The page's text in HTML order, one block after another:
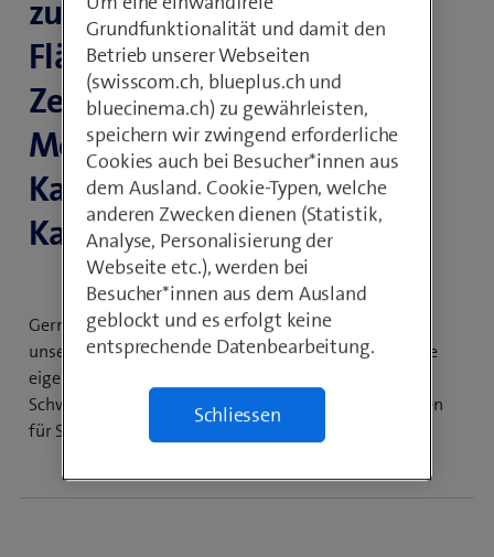
zur Auswahl. Sei dies nun
Fläche in einer unserer
Zentralen, auf unseren
Mobilfunkmasten oder
Kapazitäten in unseren
Kabelkanali­­­­­­­sationen.
Gerne stellen wir Ihnen Fläche und Ausrüstungen an
unseren Standorten zur Verfügung, damit sie dort Ihre
eigenen Anlagen installieren und betreiben können.
Schweizweit, individuell und hochverfügbar. Wir haben
für Sie eine geeignete Lösung parat.
Grundfunktionalität und damit den
Betrieb unserer Webseiten
(swisscom.ch, blueplus.ch und
bluecinema.ch) zu gewährleisten,
speichern wir zwingend erforderliche
Cookies auch bei Besucher*innen aus
dem Ausland. Cookie-Typen, welche
anderen Zwecken dienen (Statistik,
Analyse, Personalisierung der
Webseite etc.), werden bei
Besucher*innen aus dem Ausland
geblockt und es erfolgt keine
entsprechende Datenbearbeitung.
Schliessen